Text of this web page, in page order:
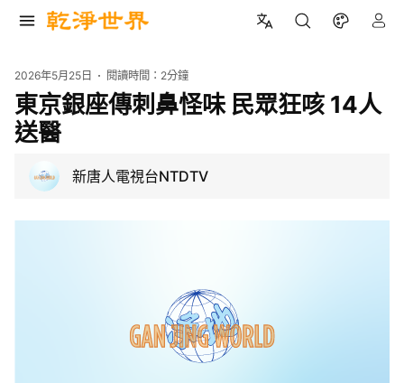
2026年5月25日 閱讀時間： 2分鐘
東京銀座傳刺鼻怪味 民眾狂咳 14人
送醫
新唐人電視台NTDTV